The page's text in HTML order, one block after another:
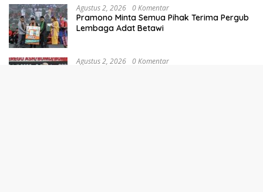
Agustus 2, 2026 0 Komentar
Pramono Minta Semua Pihak Terima Pergub
Lembaga Adat Betawi
Agustus 2, 2026 0 Komentar